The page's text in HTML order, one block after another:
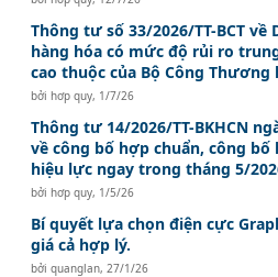
Thông tư số 33/2026/TT-BCT về
hàng hóa có mức độ rủi ro
cao thuộc của Bộ Công Thương
bởihơp quy, 1/7/26
Thông tư 14/2026/TT-BKHCN
về công bố hợp chuẩn, công
hiệu lực ngay trong tháng 5/
bởihơp quy, 1/5/26
Bí quyết lựa chọn điện cực
giá cả hợp lý.
bởiquanglan, 27/1/26